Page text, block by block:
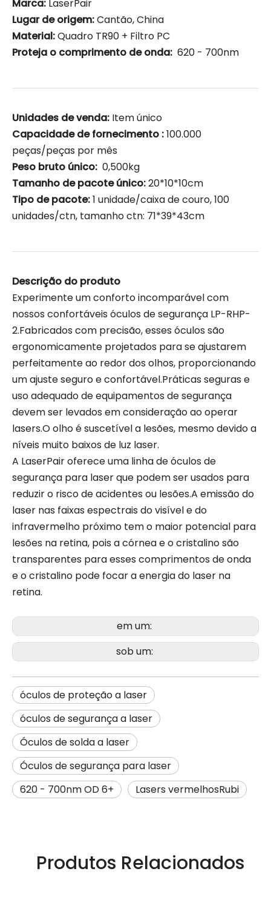
Marca: LaserPair
Lugar de origem:Cantão, China
Material:Quadro TR90 + Filtro PC
Proteja o comprimento de onda: 620 - 700nm
Unidades de venda: Item único
Capacidade de fornecimento :100.000
peças/peças por mês
Peso bruto único: 0,500kg
Tamanho de pacote único:20*10*10cm
Tipo de pacote:1 unidade/caixa de couro, 100
unidades/ctn, tamanho ctn: 71*39*43cm
Descrição do produto
Experimente um conforto incomparável com
nossos confortáveis ​​óculos de segurança LP-RHP-
2.Fabricados com precisão, esses óculos são
ergonomicamente projetados para se ajustarem
perfeitamente ao redor dos olhos, proporcionando
um ajuste seguro e confortável.Práticas seguras e
uso adequado de equipamentos de segurança
devem ser levados em consideração ao operar
lasers.O olho é suscetível a lesões, mesmo devido a
níveis muito baixos de luz laser.
A LaserPair oferece uma linha de óculos de
segurança para laser que podem ser usados ​​para
reduzir o risco de acidentes ou lesões.A emissão do
laser nas faixas espectrais do visível e do
infravermelho próximo tem o maior potencial para
lesões na retina, pois a córnea e o cristalino são
transparentes para esses comprimentos de onda
e o cristalino pode focar a energia do laser na
retina.
em um:
sob um:
óculos de proteção a laser
óculos de segurança a laser
Óculos de solda a laser
Óculos de segurança para laser
620 - 700nm OD 6+
Lasers vermelhosRubi
Produtos Relacionados